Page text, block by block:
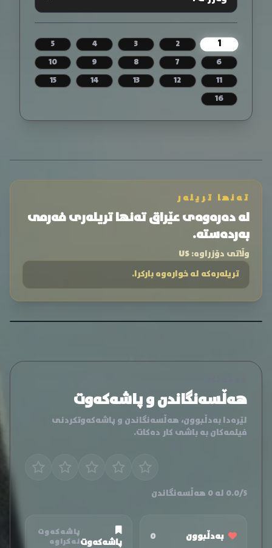
1
2
3
4
5
6
7
8
9
10
11
12
13
14
15
16
تەنها تریلەر
لە دەرەوەی عێراق تەنها تریلەری فەرمی
بەردەستە.
وڵاتی دۆزراوە:US
تریلەرەکە لە خوارەوە بارکرا.
هەڵسەنگاندن و پاشەکەوت
لێرەدا بەدڵبوون، هەڵسەنگاندن و پاشەکەوتکردنی
فیلمەکان بە باشی کار دەکات.
0.0/5 لە 0 هەڵسەنگاندن
بەدڵبوون 0 پاشەکەوت
پاشەکەوت
نەکراوە